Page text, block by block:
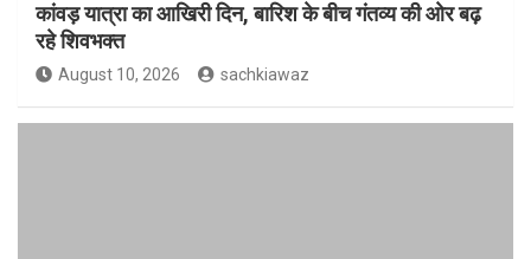
कांवड़ यात्रा का आखिरी दिन, बारिश के बीच गंतव्य की ओर बढ़
रहे शिवभक्त
August 10, 2026 sachkiawaz